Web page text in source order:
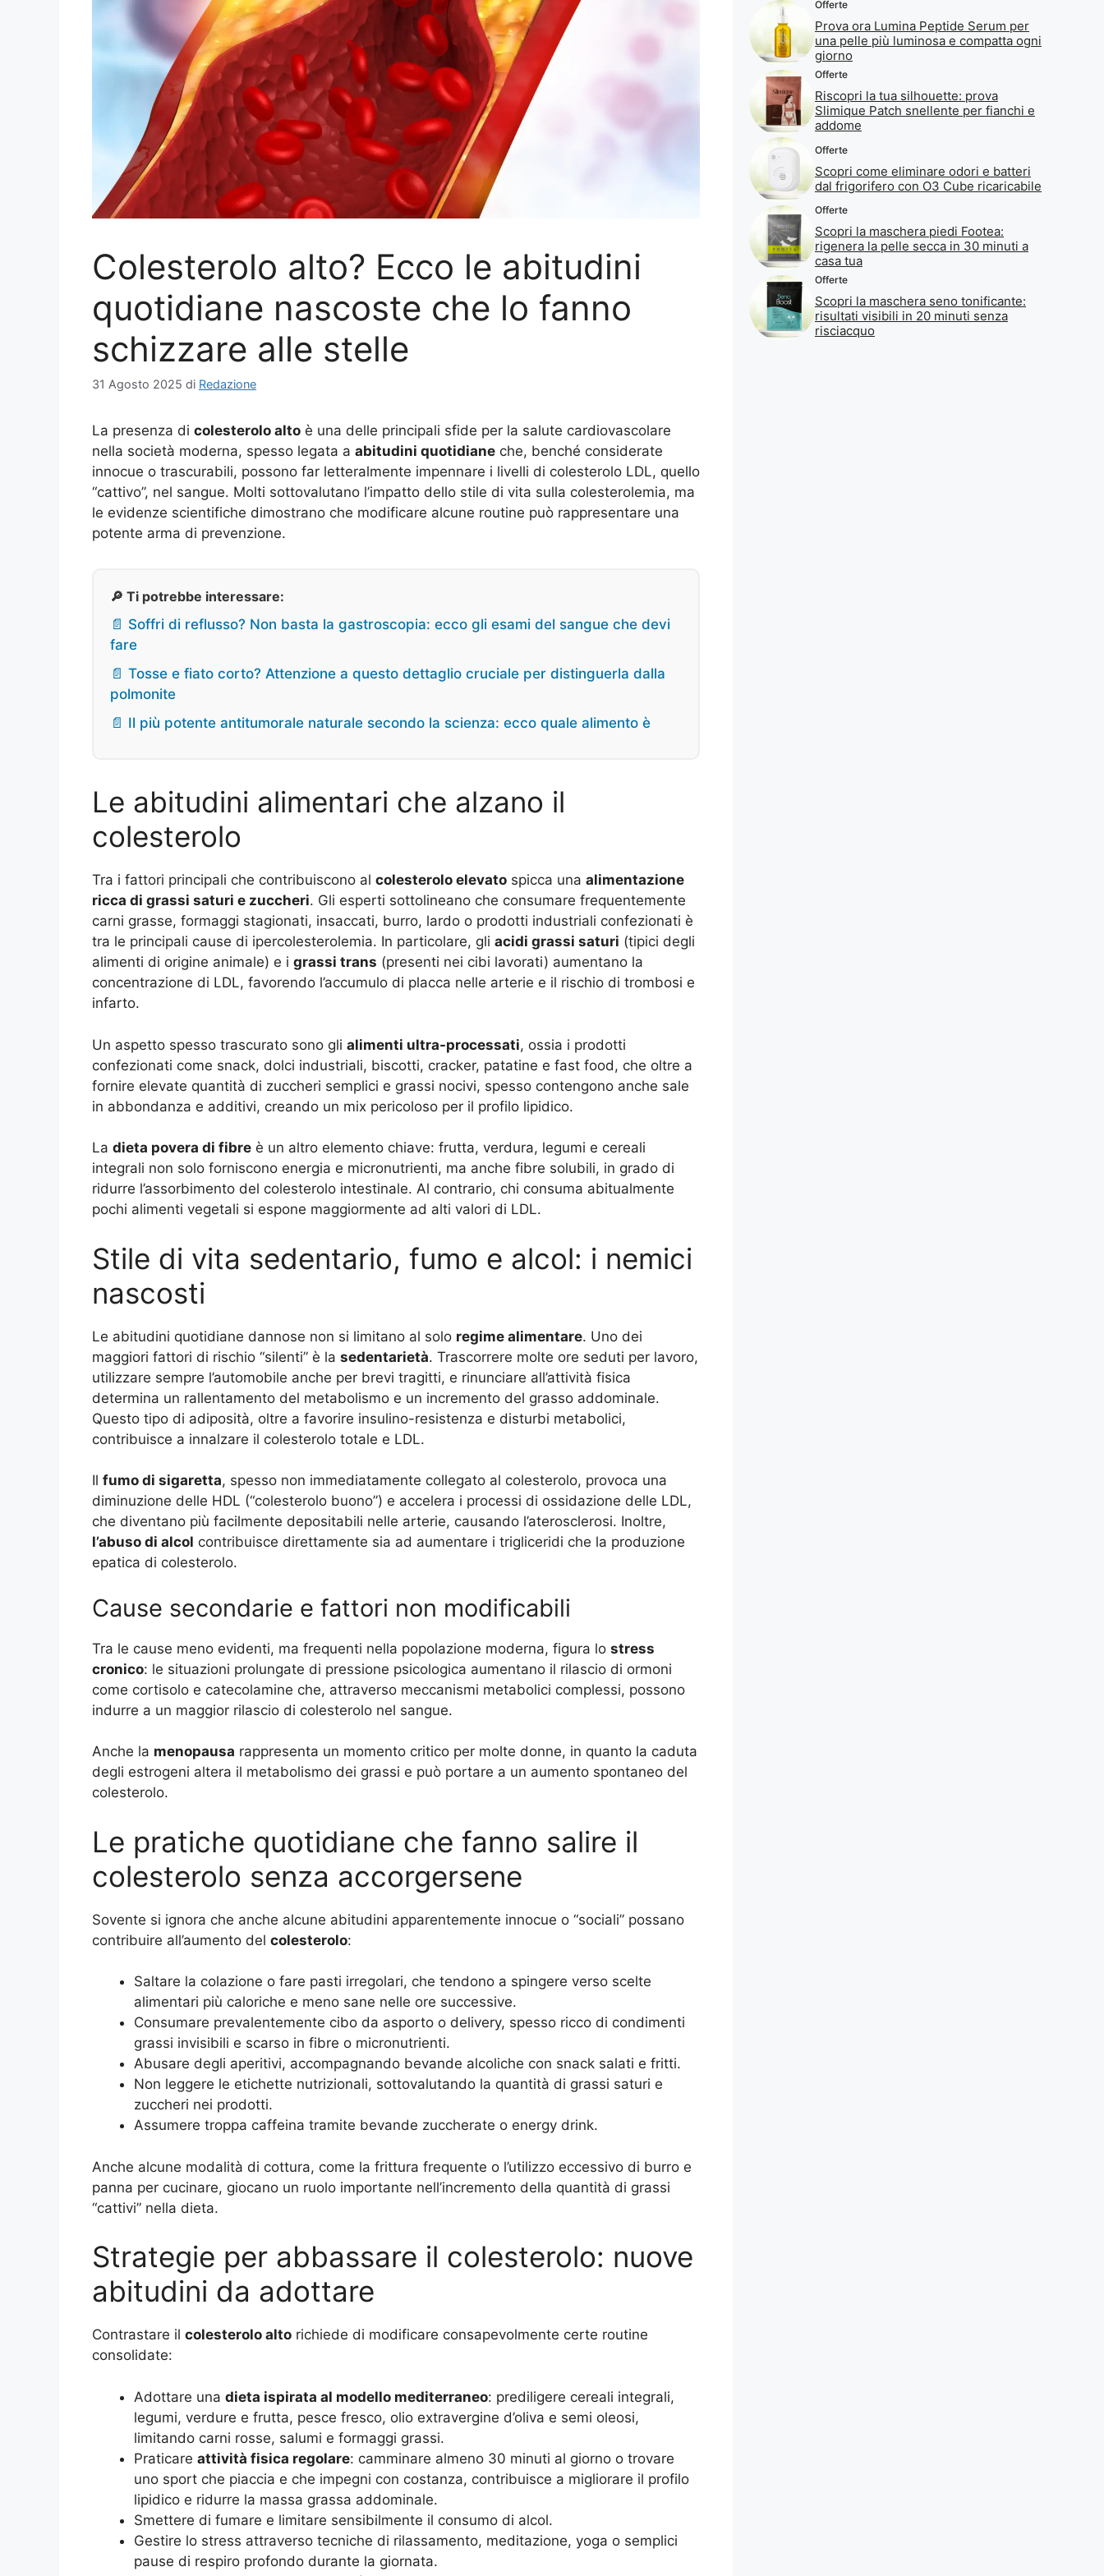
Colesterolo alto? Ecco le abitudini
quotidiane nascoste che lo fanno
schizzare alle stelle
31 Agosto 2025 di Redazione
La presenza di colesterolo alto è una delle principali sfide per la salute cardiovascolare
nella società moderna, spesso legata a abitudini quotidiane che, benché considerate
innocue o trascurabili, possono far letteralmente impennare i livelli di colesterolo LDL, quello
“cattivo”, nel sangue. Molti sottovalutano l’impatto dello stile di vita sulla colesterolemia, ma
le evidenze scientifiche dimostrano che modificare alcune routine può rappresentare una
potente arma di prevenzione.
🔎 Ti potrebbe interessare:
📄 Soffri di reflusso? Non basta la gastroscopia: ecco gli esami del sangue che devi
fare
📄 Tosse e fiato corto? Attenzione a questo dettaglio cruciale per distinguerla dalla
polmonite
📄 Il più potente antitumorale naturale secondo la scienza: ecco quale alimento è
Le abitudini alimentari che alzano il
colesterolo
Tra i fattori principali che contribuiscono al colesterolo elevato spicca una alimentazione
ricca di grassi saturi e zuccheri. Gli esperti sottolineano che consumare frequentemente
carni grasse, formaggi stagionati, insaccati, burro, lardo o prodotti industriali confezionati è
tra le principali cause di ipercolesterolemia. In particolare, gli acidi grassi saturi (tipici degli
alimenti di origine animale) e i grassi trans (presenti nei cibi lavorati) aumentano la
concentrazione di LDL, favorendo l’accumulo di placca nelle arterie e il rischio di trombosi e
infarto.
Un aspetto spesso trascurato sono gli alimenti ultra-processati, ossia i prodotti
confezionati come snack, dolci industriali, biscotti, cracker, patatine e fast food, che oltre a
fornire elevate quantità di zuccheri semplici e grassi nocivi, spesso contengono anche sale
in abbondanza e additivi, creando un mix pericoloso per il profilo lipidico.
La dieta povera di fibre è un altro elemento chiave: frutta, verdura, legumi e cereali
integrali non solo forniscono energia e micronutrienti, ma anche fibre solubili, in grado di
ridurre l’assorbimento del colesterolo intestinale. Al contrario, chi consuma abitualmente
pochi alimenti vegetali si espone maggiormente ad alti valori di LDL.
Stile di vita sedentario, fumo e alcol: i nemici
nascosti
Le abitudini quotidiane dannose non si limitano al solo regime alimentare. Uno dei
maggiori fattori di rischio “silenti” è la sedentarietà. Trascorrere molte ore seduti per lavoro,
utilizzare sempre l’automobile anche per brevi tragitti, e rinunciare all’attività fisica
determina un rallentamento del metabolismo e un incremento del grasso addominale.
Questo tipo di adiposità, oltre a favorire insulino-resistenza e disturbi metabolici,
contribuisce a innalzare il colesterolo totale e LDL.
Il fumo di sigaretta, spesso non immediatamente collegato al colesterolo, provoca una
diminuzione delle HDL (“colesterolo buono”) e accelera i processi di ossidazione delle LDL,
che diventano più facilmente depositabili nelle arterie, causando l’aterosclerosi. Inoltre,
l’abuso di alcol contribuisce direttamente sia ad aumentare i trigliceridi che la produzione
epatica di colesterolo.
Cause secondarie e fattori non modificabili
Tra le cause meno evidenti, ma frequenti nella popolazione moderna, figura lo stress
cronico: le situazioni prolungate di pressione psicologica aumentano il rilascio di ormoni
come cortisolo e catecolamine che, attraverso meccanismi metabolici complessi, possono
indurre a un maggior rilascio di colesterolo nel sangue.
Anche la menopausa rappresenta un momento critico per molte donne, in quanto la caduta
degli estrogeni altera il metabolismo dei grassi e può portare a un aumento spontaneo del
colesterolo.
Le pratiche quotidiane che fanno salire il
colesterolo senza accorgersene
Sovente si ignora che anche alcune abitudini apparentemente innocue o “sociali” possano
contribuire all’aumento del colesterolo:
Saltare la colazione o fare pasti irregolari, che tendono a spingere verso scelte
alimentari più caloriche e meno sane nelle ore successive.
Consumare prevalentemente cibo da asporto o delivery, spesso ricco di condimenti
grassi invisibili e scarso in fibre o micronutrienti.
Abusare degli aperitivi, accompagnando bevande alcoliche con snack salati e fritti.
Non leggere le etichette nutrizionali, sottovalutando la quantità di grassi saturi e
zuccheri nei prodotti.
Assumere troppa caffeina tramite bevande zuccherate o energy drink.
Anche alcune modalità di cottura, come la frittura frequente o l’utilizzo eccessivo di burro e
panna per cucinare, giocano un ruolo importante nell’incremento della quantità di grassi
“cattivi” nella dieta.
Strategie per abbassare il colesterolo: nuove
abitudini da adottare
Contrastare il colesterolo alto richiede di modificare consapevolmente certe routine
consolidate:
Adottare una dieta ispirata al modello mediterraneo: prediligere cereali integrali,
legumi, verdure e frutta, pesce fresco, olio extravergine d’oliva e semi oleosi,
limitando carni rosse, salumi e formaggi grassi.
Praticare attività fisica regolare: camminare almeno 30 minuti al giorno o trovare
uno sport che piaccia e che impegni con costanza, contribuisce a migliorare il profilo
lipidico e ridurre la massa grassa addominale.
Smettere di fumare e limitare sensibilmente il consumo di alcol.
Gestire lo stress attraverso tecniche di rilassamento, meditazione, yoga o semplici
pause di respiro profondo durante la giornata.
Offerte
Prova ora Lumina Peptide Serum per
una pelle più luminosa e compatta ogni
giorno
Offerte
Riscopri la tua silhouette: prova
Slimique Patch snellente per fianchi e
addome
Offerte
Scopri come eliminare odori e batteri
dal frigorifero con O3 Cube ricaricabile
Offerte
Scopri la maschera piedi Footea:
rigenera la pelle secca in 30 minuti a
casa tua
Offerte
Scopri la maschera seno tonificante:
risultati visibili in 20 minuti senza
risciacquo